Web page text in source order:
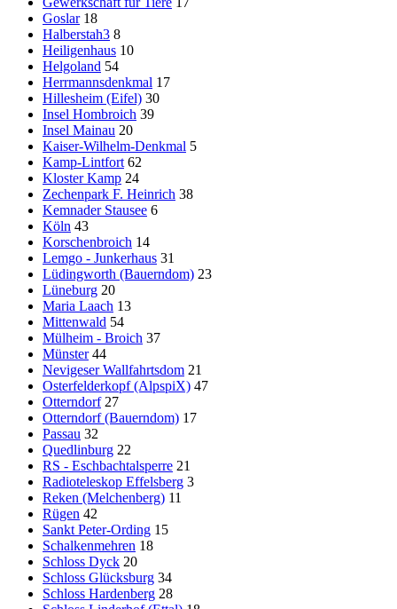
Goslar 18
Halberstah3 8
Heiligenhaus 10
Helgoland 54
Herrmannsdenkmal 17
Hillesheim (Eifel) 30
Insel Hombroich 39
Insel Mainau 20
Kaiser-Wilhelm-Denkmal 5
Kamp-Lintfort 62
Kloster Kamp 24
Zechenpark F. Heinrich 38
Kemnader Stausee 6
Köln 43
Korschenbroich 14
Lemgo - Junkerhaus 31
Lüdingworth (Bauerndom) 23
Lüneburg 20
Maria Laach 13
Mittenwald 54
Mülheim - Broich 37
Münster 44
Nevigeser Wallfahrtsdom 21
Osterfelderkopf (AlpspiX) 47
Otterndorf 27
Otterndorf (Bauerndom) 17
Passau 32
Quedlinburg 22
RS - Eschbachtalsperre 21
Radioteleskop Effelsberg 3
Reken (Melchenberg) 11
Rügen 42
Sankt Peter-Ording 15
Schalkenmehren 18
Schloss Dyck 20
Schloss Glücksburg 34
Schloss Hardenberg 28